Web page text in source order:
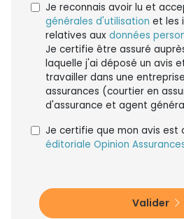
Je reconnais avoir lu et
générales d'utilisation et les
relatives aux données
Je certifie être assuré
laquelle j'ai déposé un avis
travailler dans une
assurances (courtier en
d'assurance et agent
Je certifie que mon avis est
éditoriale Opinion
Valider